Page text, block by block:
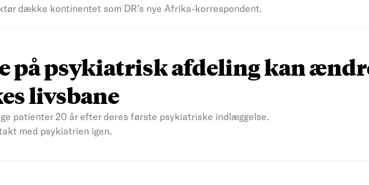
dække kontinentet som DR’s nye Afrika-korrespondent.
på psykiatrisk afdeling kan
livsbane
patienter 20 år efter deres første psykiatriske indlæggelse.
med psykiatrien igen.